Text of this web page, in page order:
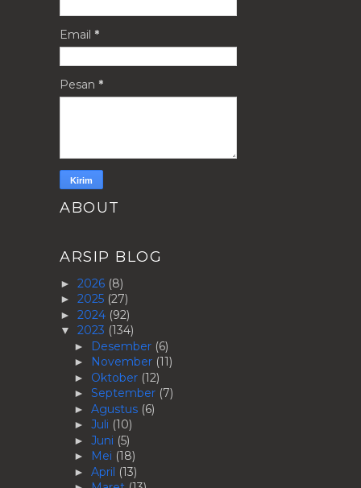
Email *
Pesan *
ABOUT
ARSIP BLOG
► 2026 (8)
► 2025 (27)
► 2024 (92)
▼ 2023 (134)
► Desember (6)
► November (11)
► Oktober (12)
► September (7)
► Agustus (6)
► Juli (10)
► Juni (5)
► Mei (18)
► April (13)